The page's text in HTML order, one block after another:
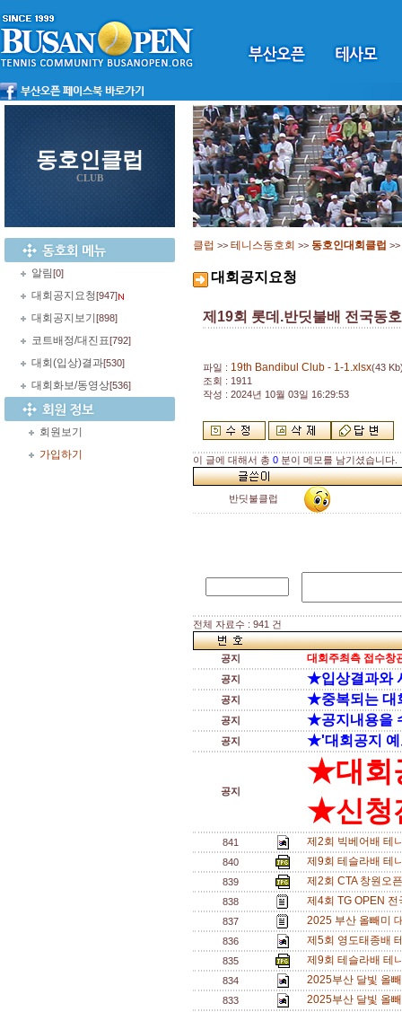
동호인클럽
CLUB
알림[0]
대회공지요청[947]
대회공지보기 [898]
코트배정/대진표[792]
대회(입상)결과[530]
대회화보/동영상[536]
회원보기
가입하기
클럽 >> 테니스동호회 >> 동호인대회클럽 >>
대회공지요청
제19회 롯데.반딧불배 전국동
파일 : 19th Bandibul Club - 1-1.xlsx(43
조회 : 1911
작성 : 2024년 10월 03일 16:29:53
이 글에 대해서 총 0 분이 메모를 남기셨습니다.
반딧불클럽
전체 자료수 : 941 건
공지 대회주최측 접수창
공지 ★입상결과와
공지 ★중복되는 대
공지 ★공지내용을
공지 ★'대회공지 예
공지
★대회
★신청
841 제2회 빅베어배 테
840 제9회 테슬라배 테
839 제2회 CTA 창원오
838 제4회 TG OPEN
837 2025 부산 올빼미
836 제5회 영도태종배
835 제9회 테슬라배 테
834 2025부산 달빛 올
833 2025부산 달빛 올